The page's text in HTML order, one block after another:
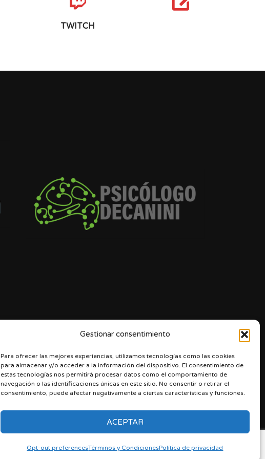
Gestionar consentimiento
Para ofrecer las mejores experiencias, utilizamos tecnologías como las cookies
para almacenar y/o acceder a la información del dispositivo. El consentimiento de
estas tecnologías nos permitirá procesar datos como el comportamiento de
navegación o las identificaciones únicas en este sitio. No consentir o retirar el
consentimiento, puede afectar negativamente a ciertas características y funciones.
ACEPTAR
Opt-out preferencesTérminos y CondicionesPolítica de privacidad
TWITCH
Términos y Condiciones Ingresa Opt-out preferences